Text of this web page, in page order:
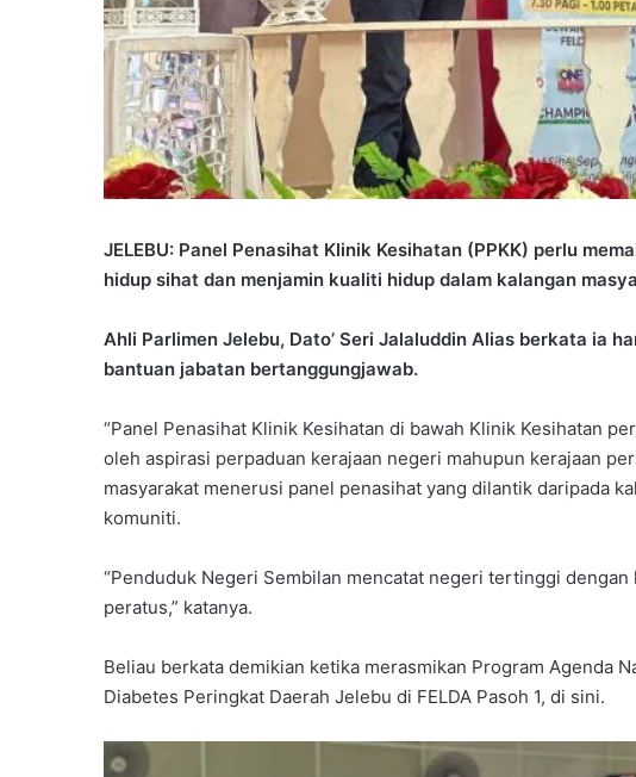
JELEBU: Panel Penasihat Klinik Kesihatan (PPKK) perlu
hidup sihat dan menjamin kualiti hidup dalam kalangan
Ahli Parlimen Jelebu, Dato’ Seri Jalaluddin Alias berkata ia
bantuan jabatan bertanggungjawab.
“Panel Penasihat Klinik Kesihatan di bawah Klinik Kesihatan
oleh aspirasi perpaduan kerajaan negeri mahupun kerajaan
masyarakat menerusi panel penasihat yang dilantik daripada
komuniti.
“Penduduk Negeri Sembilan mencatat negeri tertinggi
peratus,” katanya.
Beliau berkata demikian ketika merasmikan Program Agenda
Diabetes Peringkat Daerah Jelebu di FELDA Pasoh 1, di sini.